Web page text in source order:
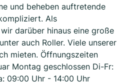
und beheben auftretende
Als
darüber hinaus eine große
auch Roller. Viele unserer
mieten. Öffnungszeiten
Montag geschlossen Di-Fr:
09:00 Uhr - 14:00 Uhr